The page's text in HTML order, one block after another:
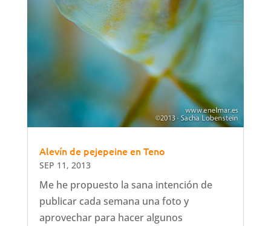
Alevín de pejepeine en Teno
SEP 11, 2013
Me he propuesto la sana intención de
publicar cada semana una foto y
aprovechar para hacer algunos